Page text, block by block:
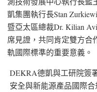
凱集團執行長Stan
暨亞太區總裁Dr. Kilian
席見證，共同肯定雙方合
軌國際標準的重要意義。
DEKRA德凱與工研院簽
安全與新能源產品國際